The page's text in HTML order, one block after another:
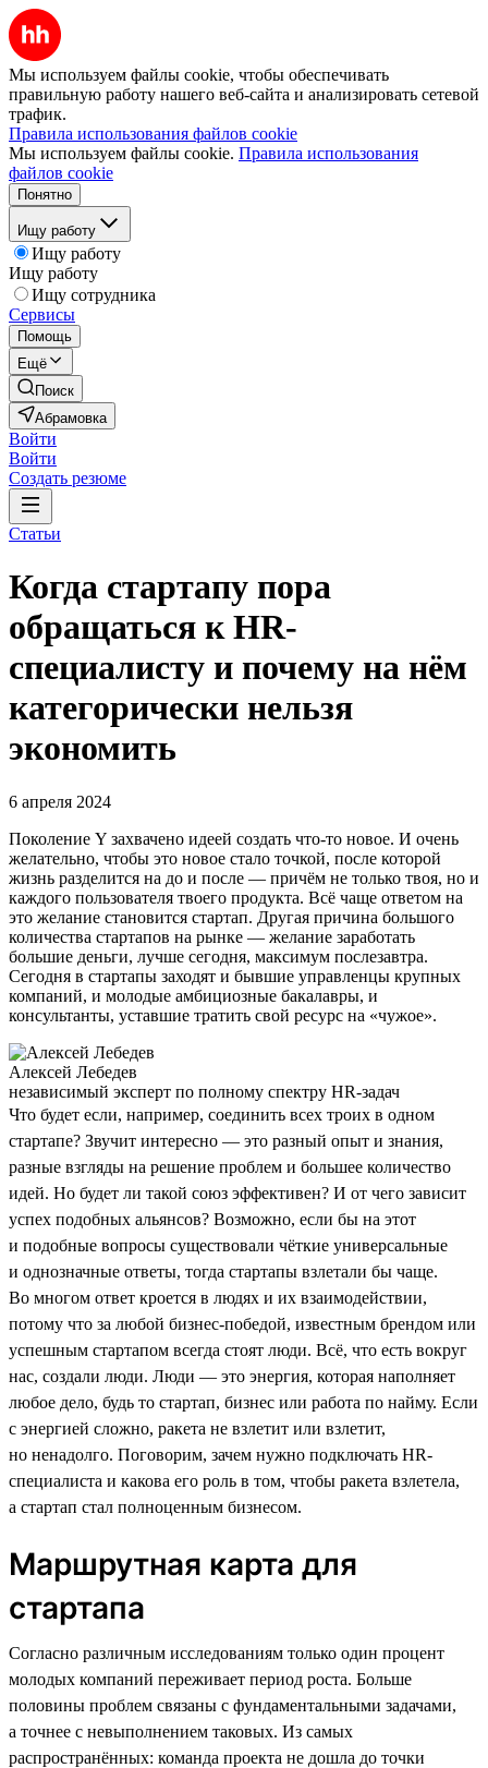
Мы используем файлы cookie, чтобы обеспечивать
правильную работу нашего веб-сайта и анализировать сетевой
трафик.
Правила использования файлов cookie
Мы используем файлы cookie. Правила использования
файлов cookie
Понятно
Ищу работу
Ищу работу
Ищу работу
Ищу сотрудника
Сервисы
Помощь
Ещё
Поиск
Абрамовка
Войти
Войти
Создать резюме
Статьи
Когда стартапу пора
обращаться к HR-
специалисту и почему на нём
категорически нельзя
экономить
6 апреля 2024
Поколение Y захвачено идеей создать что-то новое. И очень
желательно, чтобы это новое стало точкой, после которой
жизнь разделится на до и после — причём не только твоя, но и
каждого пользователя твоего продукта. Всё чаще ответом на
это желание становится стартап. Другая причина большого
количества стартапов на рынке — желание заработать
большие деньги, лучше сегодня, максимум послезавтра.
Сегодня в стартапы заходят и бывшие управленцы крупных
компаний, и молодые амбициозные бакалавры, и
консультанты, уставшие тратить свой ресурс на «чужое».
Алексей Лебедев
независимый эксперт по полному спектру HR-задач
Что будет если, например, соединить всех троих в одном
стартапе? Звучит интересно — это разный опыт и знания,
разные взгляды на решение проблем и большее количество
идей. Но будет ли такой союз эффективен? И от чего зависит
успех подобных альянсов? Возможно, если бы на этот
и подобные вопросы существовали чёткие универсальные
и однозначные ответы, тогда стартапы взлетали бы чаще.
Во многом ответ кроется в людях и их взаимодействии,
потому что за любой бизнес-победой, известным брендом или
успешным стартапом всегда стоят люди. Всё, что есть вокруг
нас, создали люди. Люди — это энергия, которая наполняет
любое дело, будь то стартап, бизнес или работа по найму. Если
с энергией сложно, ракета не взлетит или взлетит,
но ненадолго. Поговорим, зачем нужно подключать HR-
специалиста и какова его роль в том, чтобы ракета взлетела,
а стартап стал полноценным бизнесом.
Маршрутная карта для
стартапа
Согласно различным исследованиям только один процент
молодых компаний переживает период роста. Больше
половины проблем связаны с фундаментальными задачами,
а точнее с невыполнением таковых. Из самых
распространённых: команда проекта не дошла до точки